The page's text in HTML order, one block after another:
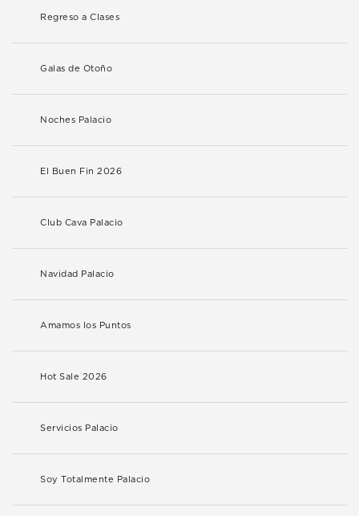
Regreso a Clases
Galas de Otoño
Noches Palacio
El Buen Fin 2026
Club Cava Palacio
Navidad Palacio
Amamos los Puntos
Hot Sale 2026
Servicios Palacio
Soy Totalmente Palacio